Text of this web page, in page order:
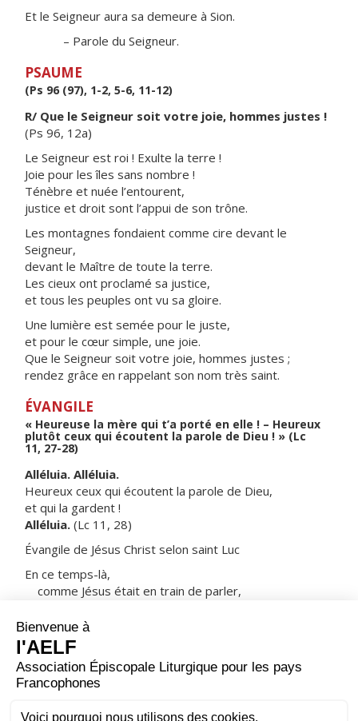
Et le Seigneur aura sa demeure à Sion.
– Parole du Seigneur.
PSAUME
(Ps 96 (97), 1-2, 5-6, 11-12)
R/ Que le Seigneur soit votre joie, hommes justes !
(Ps 96, 12a)
Le Seigneur est roi ! Exulte la terre !
Joie pour les îles sans nombre !
Ténèbre et nuée l’entourent,
justice et droit sont l’appui de son trône.
Les montagnes fondaient comme cire devant le
Seigneur,
devant le Maître de toute la terre.
Les cieux ont proclamé sa justice,
et tous les peuples ont vu sa gloire.
Une lumière est semée pour le juste,
et pour le cœur simple, une joie.
Que le Seigneur soit votre joie, hommes justes ;
rendez grâce en rappelant son nom très saint.
ÉVANGILE
« Heureuse la mère qui t’a porté en elle ! – Heureux
plutôt ceux qui écoutent la parole de Dieu ! » (Lc
11, 27-28)
Alléluia. Alléluia.
Heureux ceux qui écoutent la parole de Dieu,
et qui la gardent !
Alléluia. (Lc 11, 28)
Évangile de Jésus Christ selon saint Luc
En ce temps-là,
comme Jésus était en train de parler,
pour lui dire :
« Heureuse la mère qui t’a porté en elle,
et dont les seins t’ont nourri ! »
Alors Jésus lui déclara :
« Heureux plutôt ceux qui écoutent la parole de Dieu,
et qui la gardent ! »